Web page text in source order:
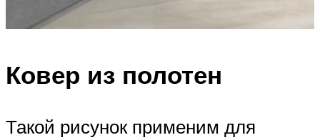
Ковер из полотен
Такой рисунок применим для